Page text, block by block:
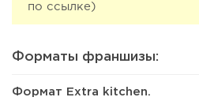
по ссылке)
Форматы франшизы:
Формат Extra kitchen.